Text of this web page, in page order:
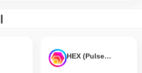
HEX (Pulsechain)